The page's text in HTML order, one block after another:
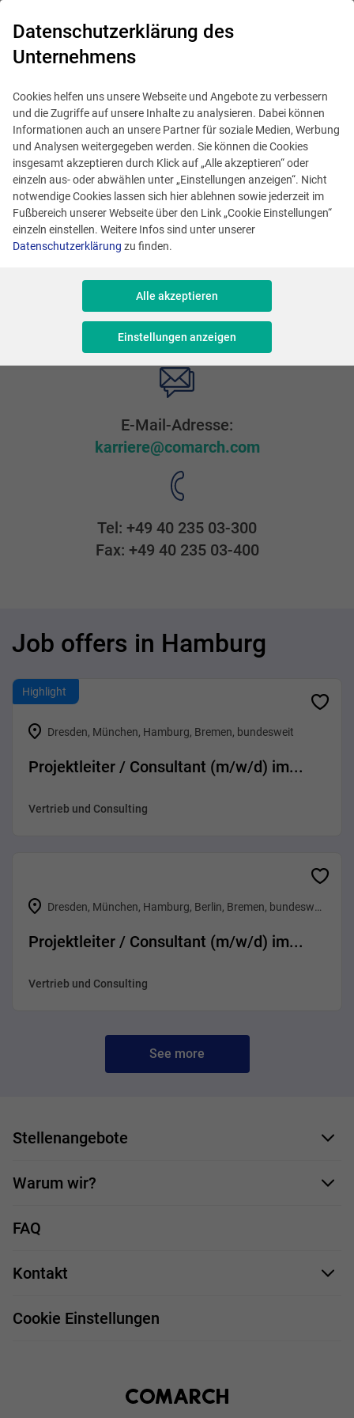
Hamburg
Heidenkampsweg 82a
20097 Hamburg
Germany
E-Mail-Adresse:
karriere@comarch.com
Tel: +49 40 235 03-300
Fax: +49 40 235 03-400
Job offers in Hamburg
Highlight
Dresden, München, Hamburg, Bremen, bundesweit
Projektleiter / Consultant (m/w/d) im...
Vertrieb und Consulting
Dresden, München, Hamburg, Berlin, Bremen, bundesweit
Projektleiter / Consultant (m/w/d) im...
Vertrieb und Consulting
See more
Stellenangebote
Bewerbungsformular
Warum wir?
Stellenprofile
Bewerbungsprozess
FAQ
Kontakt
Impressum
Cookie Einstellungen
Datenschutzerklärung des
Unternehmens
Cookies helfen uns unsere Webseite und Angebote zu verbessern
und die Zugriffe auf unsere Inhalte zu analysieren. Dabei können
Informationen auch an unsere Partner für soziale Medien, Werbung
und Analysen weitergegeben werden. Sie können die Cookies
insgesamt akzeptieren durch Klick auf „Alle akzeptieren“ oder
einzeln aus- oder abwählen unter „Einstellungen anzeigen“. Nicht
notwendige Cookies lassen sich hier ablehnen sowie jederzeit im
Fußbereich unserer Webseite über den Link „Cookie Einstellungen“
einzeln einstellen. Weitere Infos sind unter unserer
Datenschutzerklärung zu finden.
Alle akzeptieren
Einstellungen anzeigen